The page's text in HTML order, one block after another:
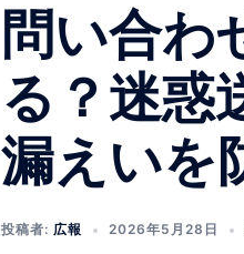
問い合わ
る？迷惑
漏えいを
投稿者: 広報 2026年5月28日